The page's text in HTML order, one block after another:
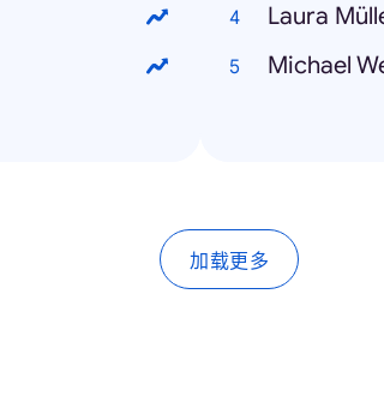
Laura
Michael
加载更多